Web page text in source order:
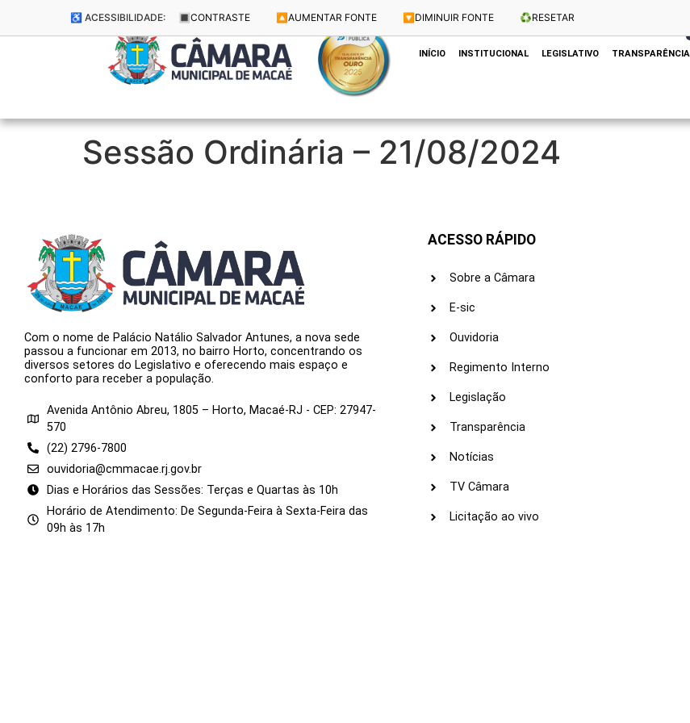
♿ ACESSIBILIDADE: 🔳 CONTRASTE 🔼 AUMENTAR FONTE 🔽 DIMINUIR FONTE ♻️RESETAR
Dias e Horários das Sessões: Terças e Quartas às 10h
INÍCIO INSTITUCIONAL LEGISLATIVO TRANSPARÊNCIA
Sessão Ordinária – 21/08/2024
Com o nome de Palácio Natálio Salvador Antunes, a nova sede
passou a funcionar em 2013, no bairro Horto, concentrando os
diversos setores do Legislativo e oferecendo mais espaço e
conforto para receber a população.
Avenida Antônio Abreu, 1805 – Horto, Macaé-RJ - CEP: 27947-
570
(22) 2796-7800
ouvidoria@cmmacae.rj.gov.br
Dias e Horários das Sessões: Terças e Quartas às 10h
Horário de Atendimento: De Segunda-Feira à Sexta-Feira das
09h às 17h
ACESSO RÁPIDO
Sobre a Câmara
E-sic
Ouvidoria
Regimento Interno
Legislação
Transparência
Notícias
TV Câmara
Licitação ao vivo